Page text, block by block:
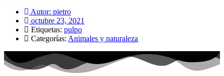
Autor: pietro
octubre 23, 2021
Etiquetas: pulpo
Categorías: Animales y naturaleza